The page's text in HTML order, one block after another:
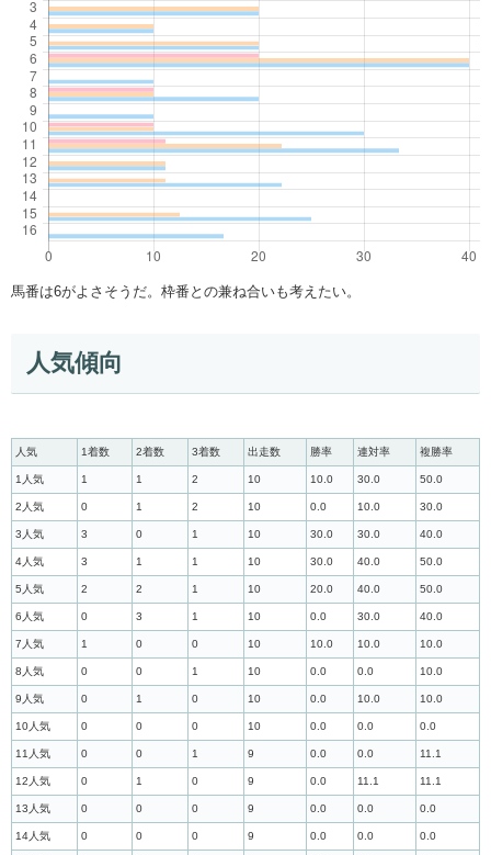
馬番は6がよさそうだ。枠番との兼ね合いも考えたい。
人気傾向
人気 1着数 2着数 3着数 出走数 勝率 連対率 複勝率
1人気 1 1 2 10 10.0 30.0 50.0
2人気 0 1 2 10 0.0 10.0 30.0
3人気 3 0 1 10 30.0 30.0 40.0
4人気 3 1 1 10 30.0 40.0 50.0
5人気 2 2 1 10 20.0 40.0 50.0
6人気 0 3 1 10 0.0 30.0 40.0
7人気 1 0 0 10 10.0 10.0 10.0
8人気 0 0 1 10 0.0 0.0 10.0
9人気 0 1 0 10 0.0 10.0 10.0
10人気 0 0 0 10 0.0 0.0 0.0
11人気 0 0 1 9 0.0 0.0 11.1
12人気 0 1 0 9 0.0 11.1 11.1
13人気 0 0 0 9 0.0 0.0 0.0
14人気 0 0 0 9 0.0 0.0 0.0